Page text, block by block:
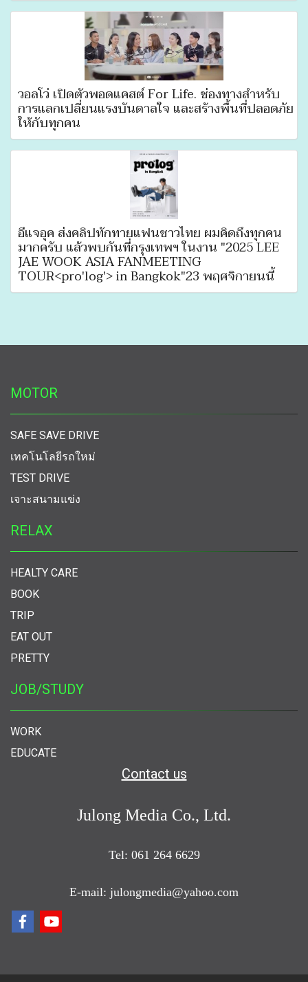
วอลโว่ เปิดตัวพอดแคสต์ For Life. ช่องทางสำหรับ
การแลกเปลี่ยนแรงบันดาลใจ และสร้างพื้นที่ปลอดภัย
ให้กับทุกคน
อีแจอุค ส่งคลิปทักทายแฟนชาวไทย ผมคิดถึงทุกคน
มากครับ แล้วพบกันที่กรุงเทพฯ ในงาน "2025 LEE
JAE WOOK ASIA FANMEETING
TOUR<pro'log'> in Bangkok"23 พฤศจิกายนนี้
MOTOR
SAFE SAVE DRIVE
เทคโนโลยีรถใหม่
TEST DRIVE
เจาะสนามแข่ง
RELAX
HEALTY CARE
BOOK
TRIP
EAT OUT
PRETTY
JOB/STUDY
WORK
EDUCATE
Contact us
Julong Media Co., Ltd.
Tel: 061 264 6629
E-mail: julongmedia@yahoo.com